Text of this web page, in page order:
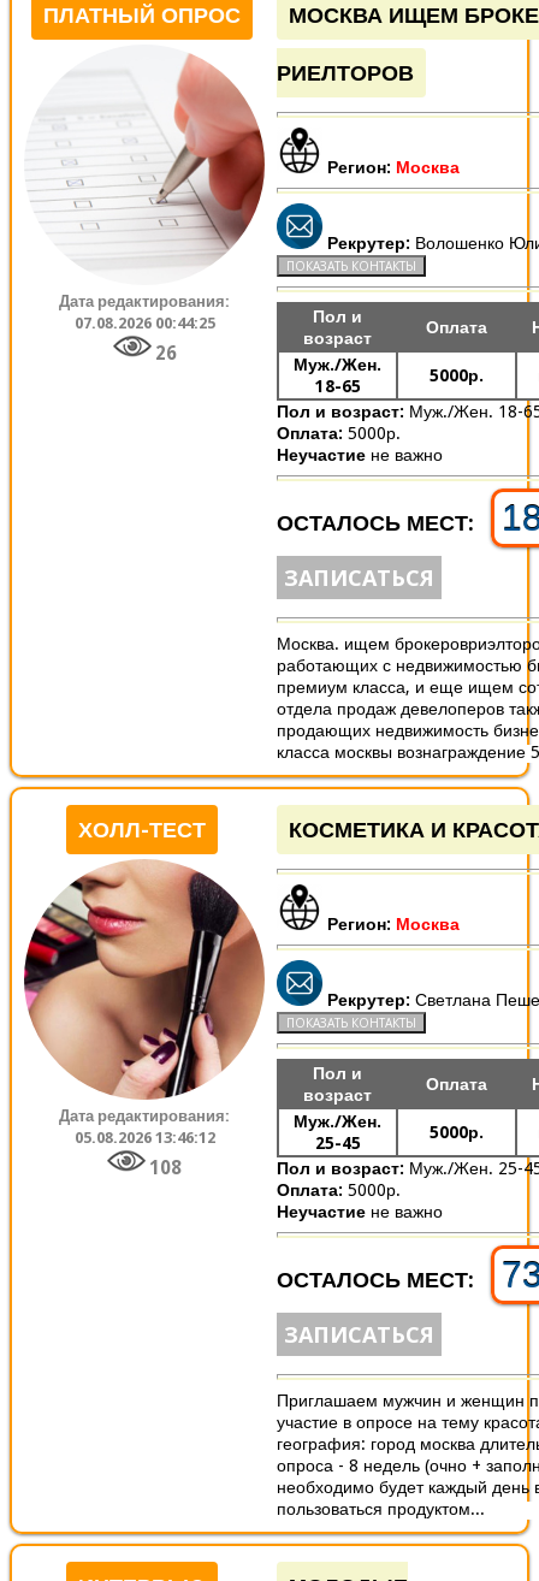
ПЛАТНЫЙ ОПРОС
Дата редактирования:
07.08.2026 00:44:25
26
МОСКВА ИЩЕМ
РИЕЛТОРОВ
Регион: Москва
Рекрутер: Волошенко
Пол и
возраст
Оплата
Муж./Жен.
18-65
5000р.
Пол и возраст: Муж./Жен. 18-
Оплата: 5000р.
Неучастие не важно
ОСТАЛОСЬ МЕСТ:
ЗАПИСАТЬСЯ
Москва. ищем
работающих с недвижимостью
премиум класса, и еще ищем
отдела продаж девелоперов
продающих недвижимость
класса москвы вознаграждение
ХОЛЛ-ТЕСТ
Дата редактирования:
05.08.2026 13:46:12
108
КОСМЕТИКА И
Регион: Москва
Рекрутер: Светлана
Пол и
возраст
Оплата
Муж./Жен.
25-45
5000р.
Пол и возраст: Муж./Жен. 25-
Оплата: 5000р.
Неучастие не важно
ОСТАЛОСЬ МЕСТ:
ЗАПИСАТЬСЯ
Приглашаем мужчин и женщин
участие в опросе на тему
география: город москва
опроса - 8 недель (очно +
необходимо будет каждый день
пользоваться продуктом...